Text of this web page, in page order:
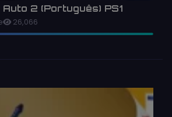
2 (Português) PS1
26,066